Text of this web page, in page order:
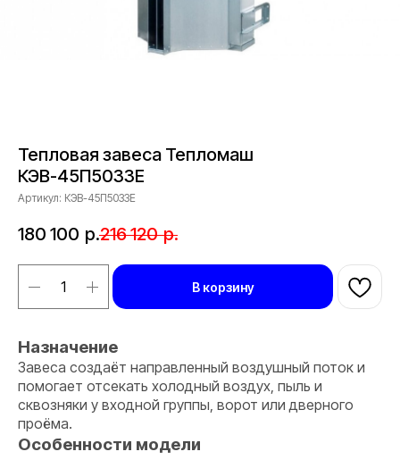
Тепловая завеса Тепломаш
КЭВ-45П5033Е
Артикул: КЭВ-45П5033Е
180 100 р.216 120 р.
В корзину
Назначение
Завеса создаёт направленный воздушный поток и
помогает отсекать холодный воздух, пыль и
сквозняки у входной группы, ворот или дверного
проёма.
Особенности модели